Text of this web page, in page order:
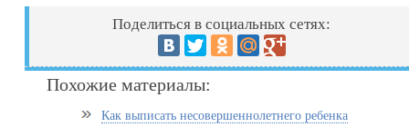
Поделиться в социальных сетях:
Похожие материалы:
Как выписать несовершеннолетнего ребенка